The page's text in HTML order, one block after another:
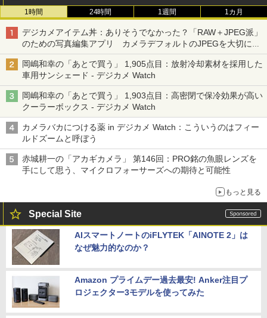
1時間 24時間 1週間 1カ月
デジカメアイテム丼：ありそうでなかった？「RAW＋JPEG派」
のための写真編集アプリ カメラデフォルトのJPEGを大切にす
る「Filmator」
岡嶋和幸の「あとで買う」 1,905点目：放射冷却素材を採用した
車用サンシェード - デジカメ Watch
岡嶋和幸の「あとで買う」 1,903点目：高密閉で保冷効果が高い
クーラーボックス - デジカメ Watch
カメラバカにつける薬 in デジカメ Watch：こういうのはフィー
ルドズームと呼ぼう
赤城耕一の「アカギカメラ」 第146回：PRO銘の魚眼レンズを
手にして思う、マイクロフォーサーズへの期待と可能性
もっと見る
Special Site
AIスマートノートのiFLYTEK「AINOTE 2」は
なぜ魅力的なのか？
Amazon プライムデー過去最安! Anker注目プ
ロジェクター3モデルを使ってみた